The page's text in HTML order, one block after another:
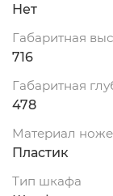
Нет
Габаритная
716
Габаритная
478
Материал
Пластик
Тип шкафа